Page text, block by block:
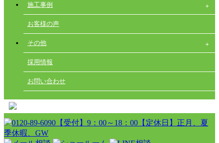
施工事例
お客様の声
その他
採用情報
お問い合わせ